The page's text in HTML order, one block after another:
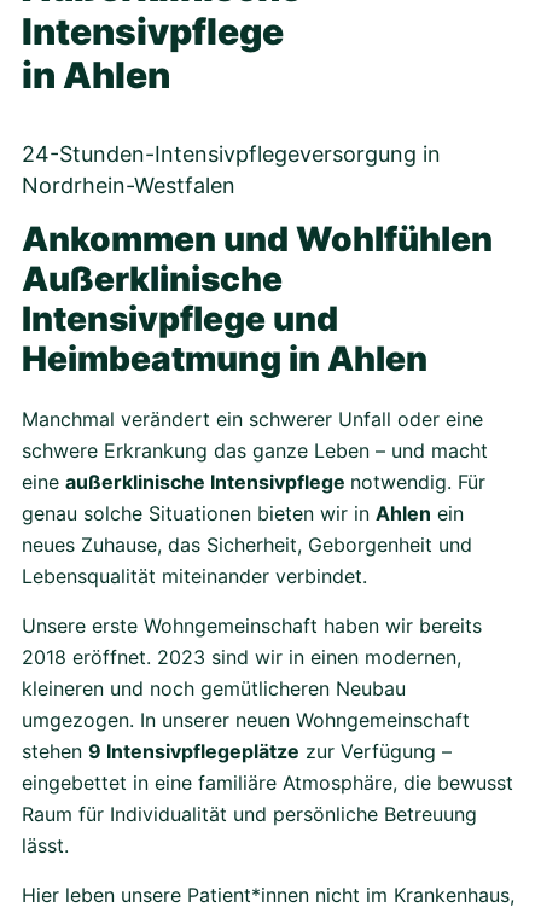
Intensivpflege
in Ahlen
24-Stunden-Intensivpflegeversorgung in
Nordrhein-Westfalen
Ankommen und Wohlfühlen
Außerklinische
Intensivpflege und
Heimbeatmung in Ahlen
Manchmal verändert ein schwerer Unfall oder eine
schwere Erkrankung das ganze Leben – und macht
eine außerklinische Intensivpflege notwendig. Für
genau solche Situationen bieten wir in Ahlen ein
neues Zuhause, das Sicherheit, Geborgenheit und
Lebensqualität miteinander verbindet.
Unsere erste Wohngemeinschaft haben wir bereits
2018 eröffnet. 2023 sind wir in einen modernen,
kleineren und noch gemütlicheren Neubau
umgezogen. In unserer neuen Wohngemeinschaft
stehen 9 Intensivpflegeplätze zur Verfügung –
eingebettet in eine familiäre Atmosphäre, die bewusst
Raum für Individualität und persönliche Betreuung
lässt.
Hier leben unsere Patient*innen nicht im Krankenhaus,